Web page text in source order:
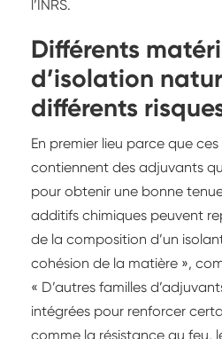
l’INRS.
Différents
d’isolation
différents
En premier lieu parce que
contiennent des adjuvants
pour obtenir une bonne
additifs chimiques peuvent
de la composition d’un
cohésion de la matière »,
« D’autres familles
intégrées pour renforcer
comme la résistance au feu,